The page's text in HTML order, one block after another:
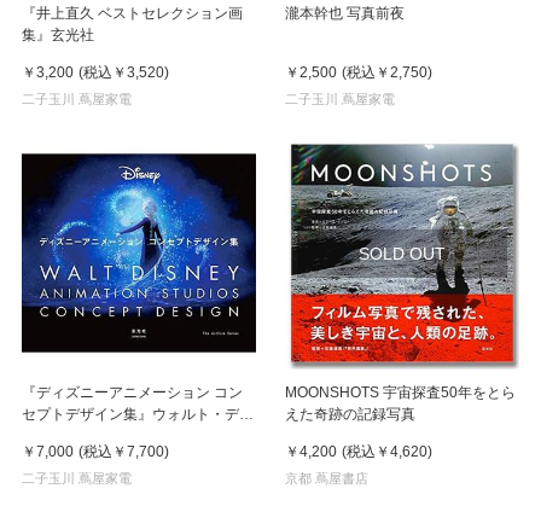
『井上直久 ベストセレクション画
集』玄光社
￥3,200 (税込 ￥3,520)
二子玉川 蔦屋家電
瀧本幹也 写真前夜
￥2,500 (税込 ￥2,750)
二子玉川 蔦屋家電
『ディズニーアニメーション コン
セプトデザイン集』ウォルト・ディ
オ/著・イラスト （玄光社）
￥7,000 (税込 ￥7,700)
二子玉川 蔦屋家電
SOLD OUT
MOONSHOTS 宇宙探査50年をとら
えた奇跡の記録写真
￥4,200 (税込 ￥4,620)
京都 蔦屋書店